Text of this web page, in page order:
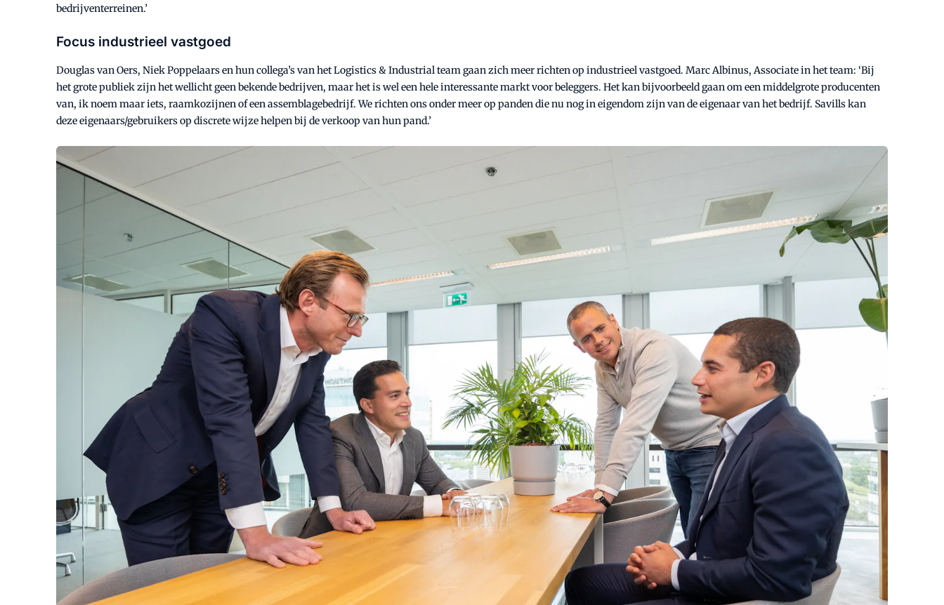
bedrijventerreinen.’
Focus industrieel vastgoed
Douglas van Oers, Niek Poppelaars en hun collega’s van het Logistics & Industrial team gaan zich meer richten op industrieel vastgoed. Marc Albinus, Associate in het team: ‘Bij
het grote publiek zijn het wellicht geen bekende bedrijven, maar het is wel een hele interessante markt voor beleggers. Het kan bijvoorbeeld gaan om een middelgrote producenten
van, ik noem maar iets, raamkozijnen of een assemblagebedrijf. We richten ons onder meer op panden die nu nog in eigendom zijn van de eigenaar van het bedrijf. Savills kan
deze eigenaars/gebruikers op discrete wijze helpen bij de verkoop van hun pand.’